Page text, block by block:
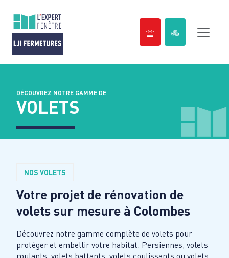
contenuDÉCOUVREZ NOTRE GAMME DE
VOLETS
NOS VOLETS
Votre projet de rénovation de
volets sur mesure à Colombes
Découvrez notre gamme complète de volets pour
protéger et embellir votre habitat. Persiennes, volets
roulants, volets battants, volets coulissants ou volets